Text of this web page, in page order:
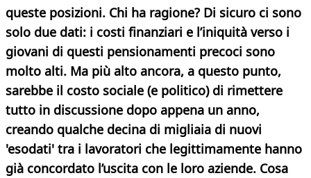
queste posizioni. Chi ha ragione? Di sicuro ci sono
solo due dati: i costi finanziari e l’iniquità verso i
giovani di questi pensionamenti precoci sono
molto alti. Ma più alto ancora, a questo punto,
sarebbe il costo sociale (e politico) di rimettere
tutto in discussione dopo appena un anno,
creando qualche decina di migliaia di nuovi
'esodati' tra i lavoratori che legittimamente hanno
già concordato l’uscita con le loro aziende. Cosa